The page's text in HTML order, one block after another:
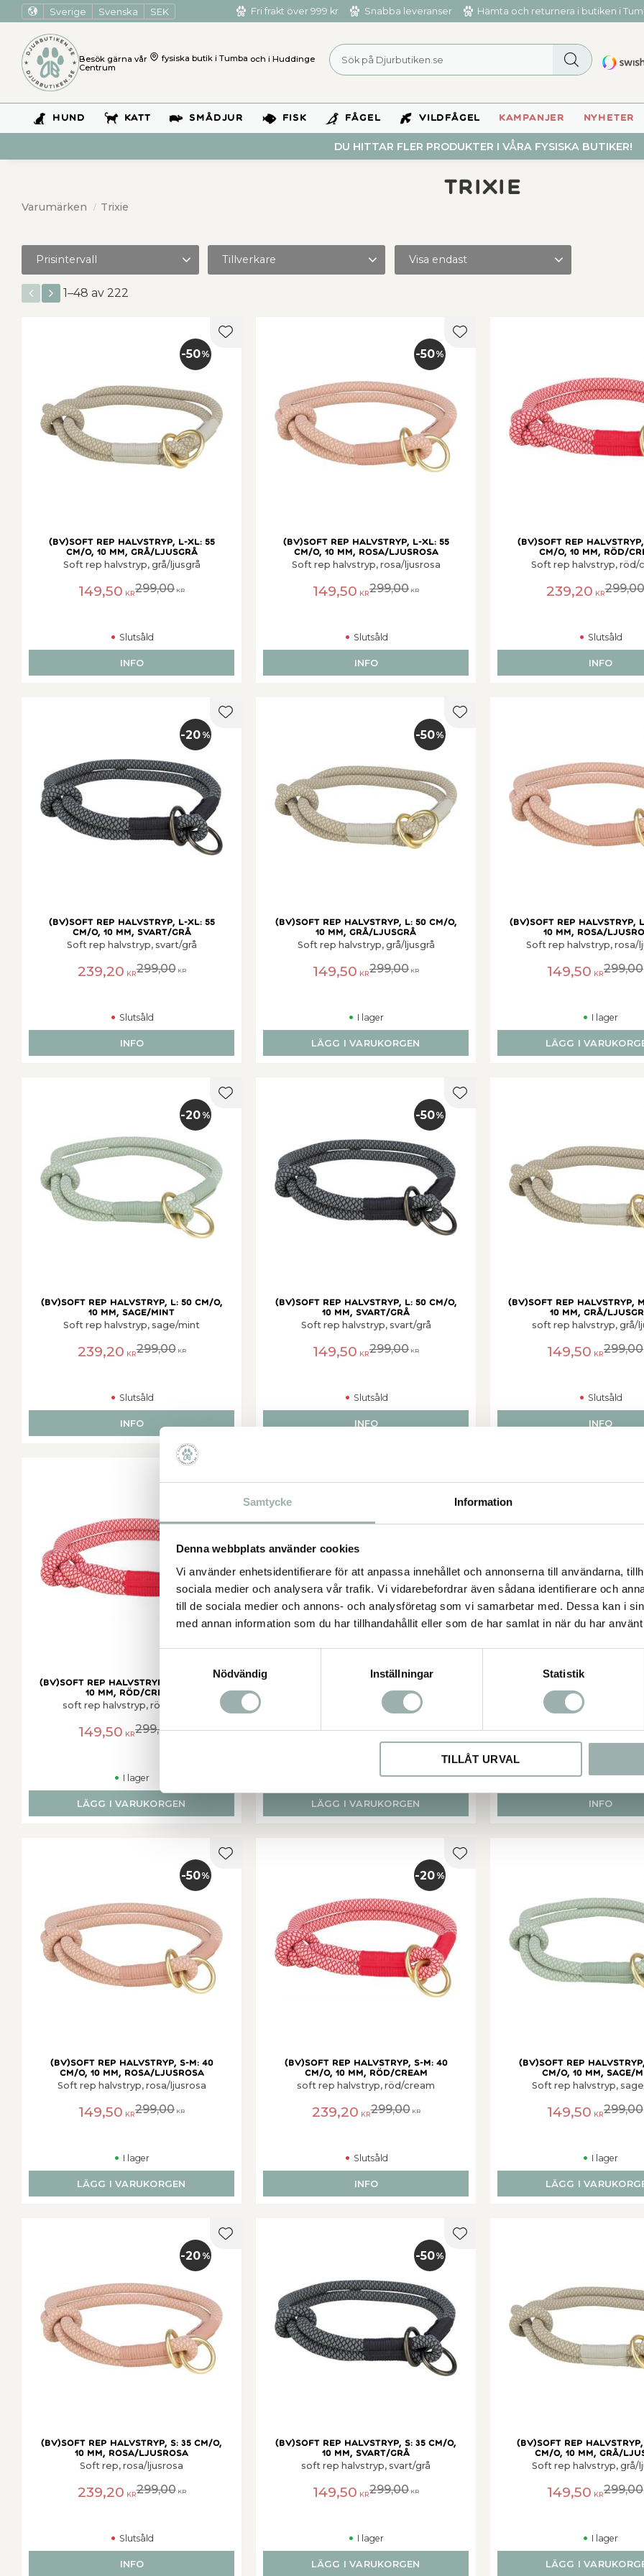
Samtycke Information
Denna webbplats använder cookies
Vi använder enhetsidentifierare för att anpassa innehållet och annonserna till användarna,
sociala medier och analysera vår trafik. Vi vidarebefordrar även sådana identifierare och
till de sociala medier och annons- och analysföretag som vi samarbetar med. Dessa kan i
med annan information som du har tillhandahållit eller som de har samlat in när du har
Nödvändig
Inställningar Statistik
TILLÅT URVAL
Sverige Svenska SEK Fri frakt över 999 kr Snabba leveranser Hämta och returnera i butiken i
Besök gärna vår fysiska butik i Tumba och i Huddinge
Centrum
HUND KATT SMÅDJUR FISK FÅGEL VILDFÅGEL KAMPANJER NYHETER
DU HITTAR FLER PRODUKTER I VÅRA FYSISKA BUTIKER!
Trixie
Varumärken Trixie
Prisintervall Tillverkare Visa endast
1–48 av 222
(BV)Soft rep halvstryp, L-XL: 55
cm/o, 10 mm, grå/ljusgrå
Soft rep halvstryp, grå/ljusgrå
149,50 KR299,00 KR
50%
Lägg till i favoriter
Slutsåld
INFO
(BV)Soft rep halvstryp, L-XL: 55
cm/o, 10 mm, rosa/ljusrosa
Soft rep halvstryp, rosa/ljusrosa
149,50 KR299,00 KR
50%
Lägg till i favoriter
Slutsåld
INFO
(BV)Soft rep halvstryp,
cm/o, 10 mm, röd/
Soft rep halvstryp, röd/
239,20 KR299,00
Slutsåld
INFO
(BV)Soft rep halvstryp, L-XL: 55
cm/o, 10 mm, svart/grå
Soft rep halvstryp, svart/grå
239,20 KR299,00KR
20 %
Lägg till i favoriter
Slutsåld
INFO
(BV)Soft rep halvstryp, L: 50 cm/o,
10 mm, grå/ljusgrå
Soft rep halvstryp, grå/ljusgrå
149,50 KR299,00 KR
50%
Lägg till i favoriter
I lager
LÄGG I VARUKORGEN
(BV)Soft rep halvstryp,
10 mm, rosa/
Soft rep halvstryp, rosa/
149,50 KR299,00
I lager
LÄGG I
(BV)Soft rep halvstryp, L: 50 cm/o,
10 mm, sage/mint
Soft rep halvstryp, sage/mint
239,20 KR299,00KR
20 %
Lägg till i favoriter
Slutsåld
INFO
(BV)Soft rep halvstryp, L: 50 cm/o,
10 mm, svart/grå
Soft rep halvstryp, svart/grå
149,50 KR299,00 KR
50%
Lägg till i favoriter
Slutsåld
INFO
(BV)Soft rep halvstryp,
10 mm, grå/
soft rep halvstryp, grå/
149,50 KR299,00
Slutsåld
INFO
(BV)Soft rep halvstryp, M: 45 cm/o,
10 mm, röd/cream
soft rep halvstryp, röd/cream
149,50 KR299,00KR
Lägg till i favoriter
I lager
LÄGG I VARUKORGEN
(BV)Soft rep halvstryp, M: 45 cm/o,
10 mm, sage/mint
soft rep halvstryp, sage/mint
149,50 299,00KR
Lägg till i favoriter
I lager
LÄGG I VARUKORGEN
10 mm, svart/grå
soft rep halvstryp,
239,20 299,00
Slutsåld
INFO
(BV)Soft rep halvstryp, S-M: 40
cm/o, 10 mm, rosa/ljusrosa
Soft rep halvstryp, rosa/ljusrosa
149,50 KR299,00 KR
50%
Lägg till i favoriter
I lager
LÄGG I VARUKORGEN
(BV)Soft rep halvstryp, S-M: 40
cm/o, 10 mm, röd/cream
soft rep halvstryp, röd/cream
239,20 KR299,00KR
20 %
Lägg till i favoriter
Slutsåld
INFO
(BV)Soft rep halvstryp,
cm/o, 10 mm, sage/
Soft rep halvstryp,
149,50 KR299,00
I lager
LÄGG I
(BV)Soft rep halvstryp, S: 35 cm/o,
10 mm, rosa/ljusrosa
Soft rep, rosa/ljusrosa
239,20 KR299,00KR
20 %
Lägg till i favoriter
Slutsåld
INFO
(BV)Soft rep halvstryp, S: 35 cm/o,
10 mm, svart/grå
soft rep halvstryp, svart/grå
149,50 KR299,00 KR
50%
Lägg till i favoriter
I lager
LÄGG I VARUKORGEN
(BV)Soft rep halvstryp,
cm/o, 10 mm, grå/
Soft rep halvstryp, grå/
149,50 KR299,00
I lager
LÄGG I